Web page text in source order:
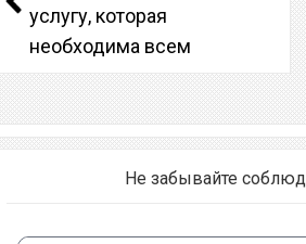
услугу, которая
необходима всем
Не забывайте